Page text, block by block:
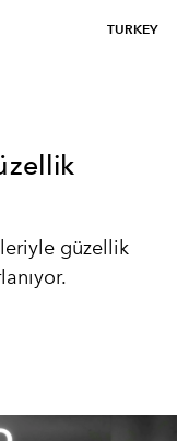
TURKEY
güzellik